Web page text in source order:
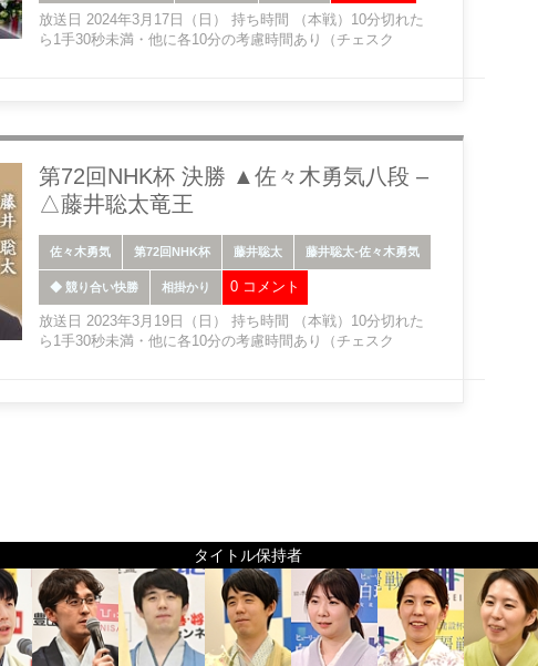
放送日 2024年3月17日（日） 持ち時間 （本戦）10分切れた
ら1手30秒未満・他に各10分の考慮時間あり（チェスク
第72回NHK杯 決勝 ▲佐々木勇気八段 –
△藤井聡太竜王
佐々木勇気 第72回NHK杯 藤井聡太 藤井聡太-佐々木勇気
◆ 競り合い快勝 相掛かり 0 コメント
放送日 2023年3月19日（日） 持ち時間 （本戦）10分切れた
ら1手30秒未満・他に各10分の考慮時間あり（チェスク
タイトル保持者